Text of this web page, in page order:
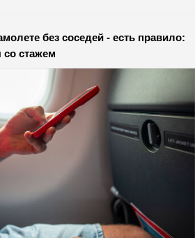
без соседей - есть правило:
со стажем